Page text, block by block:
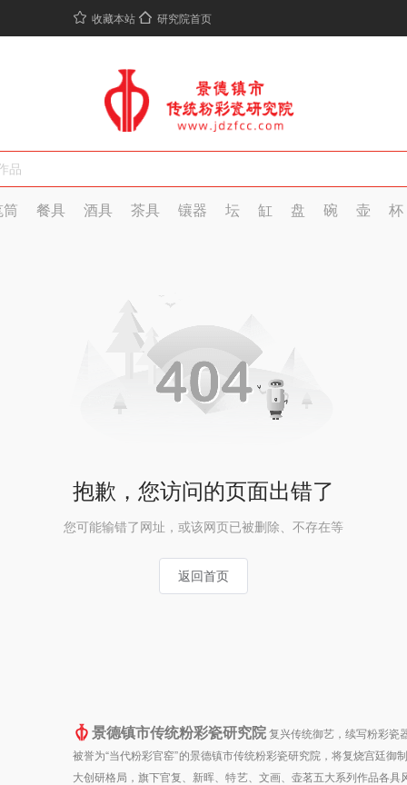
收藏本站 研究院首页
餐具 酒具 茶具 镶器 坛 缸 盘 碗 壶 杯
抱歉，您访问的页面出错了
您可能输错了网址，或该网页已被删除、不存在等
返回首页
景德镇市传统粉彩瓷研究院复兴传统御艺，续写粉彩瓷
被誉为“当代粉彩官窑”的景德镇市传统粉彩瓷研究院，将复烧宫廷
大创研格局，旗下官复、新晖、特艺、文画、壶茗五大系列作品各